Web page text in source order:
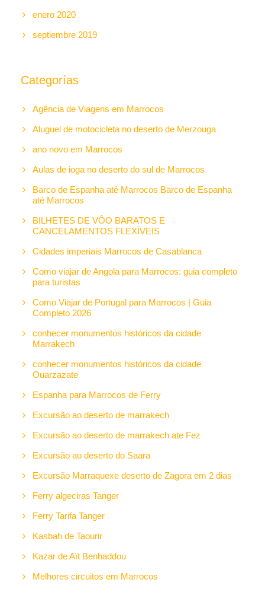
enero 2020
septiembre 2019
Categorías
Agência de Viagens em Marrocos
Aluguel de motocicleta no deserto de Merzouga
ano novo em Marrocos
Aulas de ioga no deserto do sul de Marrocos
Barco de Espanha até Marrocos Barco de Espanha
até Marrocos
BILHETES DE VÔO BARATOS E
CANCELAMENTOS FLEXÍVEIS
Cidades imperiais Marrocos de Casablanca
Como viajar de Angola para Marrocos: guia completo
para turistas
Como Viajar de Portugal para Marrocos | Guia
Completo 2026
conhecer monumentos históricos da cidade
Marrakech
conhecer monumentos históricos da cidade
Ouarzazate
Espanha para Marrocos de Ferry
Excursão ao deserto de marrakech
Excursão ao deserto de marrakech ate Fez
Excursão ao deserto do Saara
Excursão Marraquexe deserto de Zagora em 2 dias
Ferry algeciras Tanger
Ferry Tarifa Tanger
Kasbah de Taourir
Kazar de Aït Benhaddou
Melhores circuitos em Marrocos